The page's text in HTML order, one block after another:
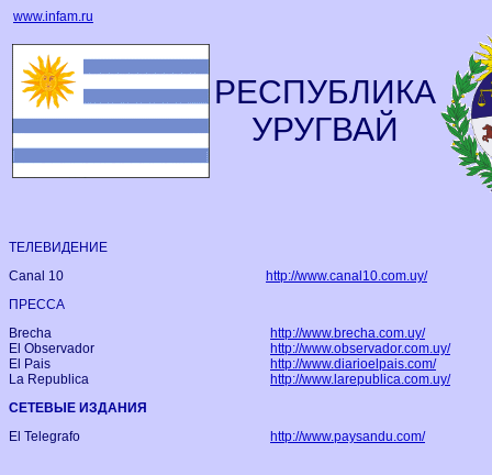
www.infam.ru
РЕСПУБЛИКА
УРУГВАЙ
TЕЛЕВИДЕНИЕ
Canal 10
http://www.canal10.com.uy/
ПРЕССА
Brecha
http://www.brecha.com.uy/
El Observador
http://www.observador.com.uy/
El Pais
http://www.diarioelpais.com/
La Republica
http://www.larepublica.com.uy/
СЕТЕВЫЕ ИЗДАНИЯ
El Telegrafo
http://www.paysandu.com/